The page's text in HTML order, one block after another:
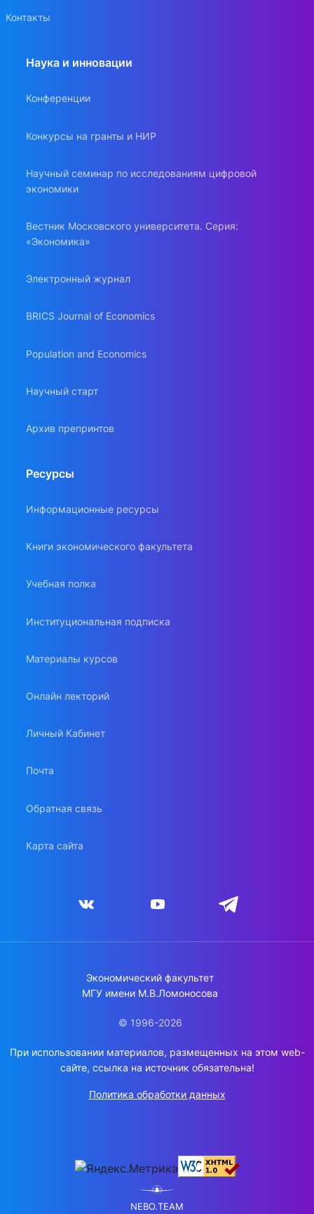
Контакты
Наука и инновации
Конференции
Конкурсы на гранты и НИР
Научный семинар по исследованиям цифровой
экономики
Вестник Московского университета. Серия:
«Экономика»
Электронный журнал
BRICS Journal of Economics
Population and Economics
Научный старт
Архив препринтов
Ресурсы
Информационные ресурсы
Книги экономического факультета
Учебная полка
Институциональная подписка
Материалы курсов
Онлайн лекторий
Личный Кабинет
Почта
Обратная связь
Карта сайта
Экономический факультет
МГУ имени М.В.Ломоносова
© 1996-2026
При использовании материалов, размещенных на этом web-
сайте, ссылка на источник обязательна!
Политика обработки данных
NEBO.TEAM